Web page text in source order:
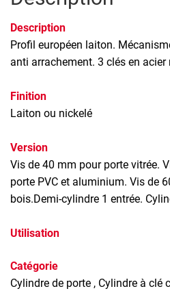
Description
Profil européen laiton.
anti arrachement. 3 clés en acier
Finition
Laiton ou nickelé
Version
Vis de 40 mm pour porte vitrée.
porte PVC et aluminium. Vis de
bois.Demi-cylindre 1 entrée.
Utilisation
Catégorie
Cylindre de porte , Cylindre à clé